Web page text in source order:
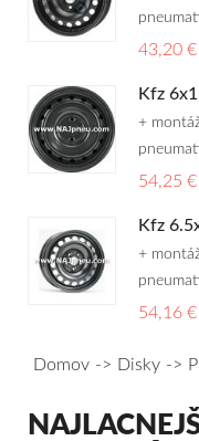
43,20 €
Kfz
+
54,25 €
Kfz
+
54,16 €
Domov Disky